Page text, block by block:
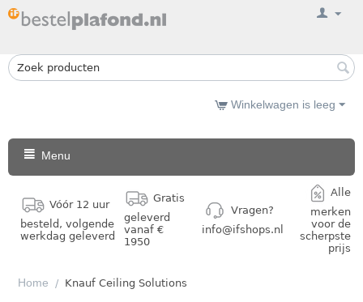
Winkelwagen is leeg
Menu
Vóór 12 uur
besteld, volgende
werkdag geleverd
Gratis
geleverd
vanaf €
1950
Vragen?
info@ifshops.nl
Alle
merken
voor de
scherpste
prijs
Home / Knauf Ceiling Solutions